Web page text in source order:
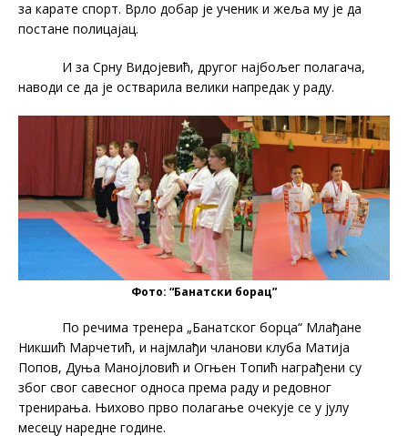
за карате спорт. Врло добар је ученик и жеља му је да
постане полицајац.
И за Срну Видојевић, другог најбољег полагача,
наводи се да је остварила велики напредак у раду.
Фото: “Банатски борац”
По речима тренера „Банатског борца“ Млађане
Никшић Марчетић, и најмлађи чланови клуба Матија
Попов, Дуња Манојловић и Огњен Топић награђени су
због свог савесног односа према раду и редовног
тренирања. Њихово прво полагање очекује се у јулу
месецу наредне године.